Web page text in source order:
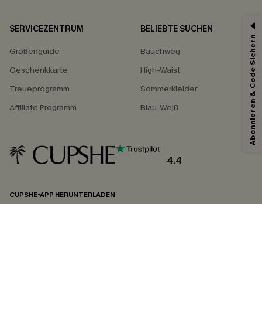
SERVICEZENTRUM
Größenguide
Geschenkkarte
Treueprogramm
Affiliate Programm
BELIEBTE SUCHEN
Bauchweg
High-Waist
Sommerkleider
Blau-Weiß
4.4
CUPSHE-APP HERUNTERLADEN
Abonnieren & Code Sichern